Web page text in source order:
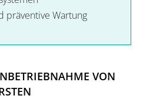
präventive Wartung
VON